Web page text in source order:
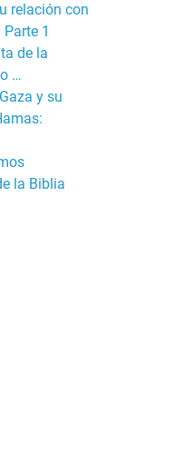
relación con
1
de la
…
y su
la Biblia